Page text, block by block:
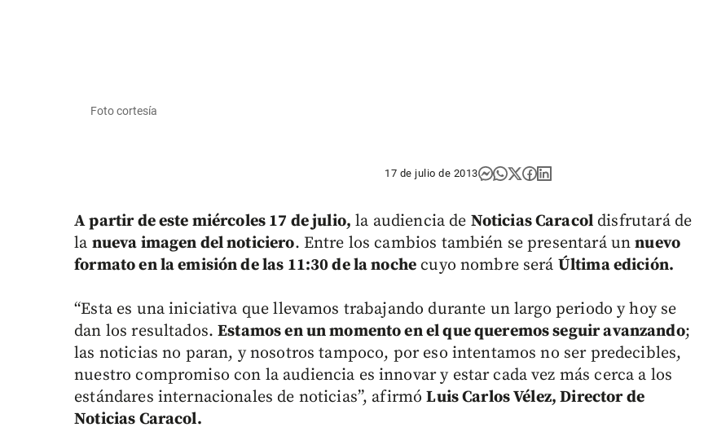
Foto cortesía
17 de julio de 2013
A partir de este miércoles 17 de julio, la audiencia de Noticias Caracol disfrutará de
la nueva imagen del noticiero. Entre los cambios también se presentará unnuevo
formato en la emisión de las 11:30 de la noche cuyo nombre será Última edición.
“Esta es una iniciativa que llevamos trabajando durante un largo periodo y hoy se
dan los resultados.Estamos en un momento en el que queremos seguir avanzando;
las noticias no paran, y nosotros tampoco, por eso intentamos no ser predecibles,
nuestro compromiso con la audiencia es innovar y estar cada vez más cerca a los
estándares internacionales de noticias”, afirmóLuis Carlos Vélez, Director de
Noticias Caracol.